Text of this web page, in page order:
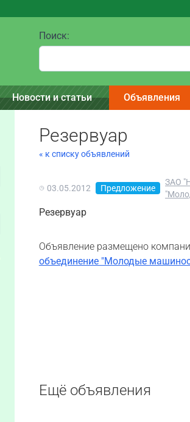
Поиск:
Новости и статьи Объявления
Резервуар
« к списку объявлений
03.05.2012 Предложение
ЗАО
Резервуар
Объявление размещено
объединение "Молодые
Ещё объявления